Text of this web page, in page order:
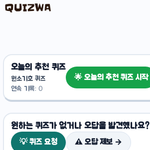
오늘의 추천 퀴즈
원소기호 퀴즈
연속 기록: 0
🌟 오늘의 추천 퀴즈 시작
원하는 퀴즈가 없거나 오답을 발견했나요?
💡 퀴즈 요청 ⚠️ 오답 제보 →